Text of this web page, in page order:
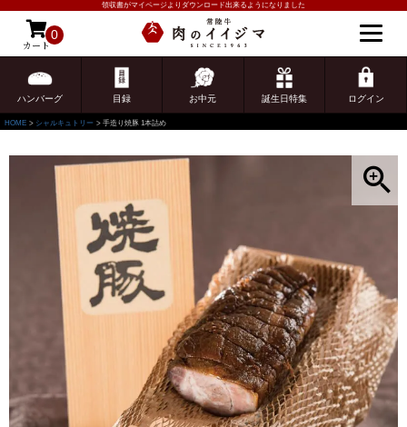
領収書がマイページよりダウンロード出来るようになりました
カート
0
ハンバーグ 目録 お中元 誕生日特集 ログイン
ゲスト 様こんにちは
ログイン
HOME シャルキュトリー 手造り焼豚 1本詰め